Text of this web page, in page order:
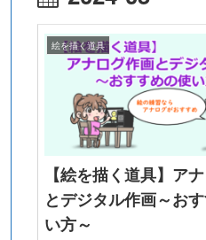
絵を描く道具
【絵を描く道具】ア
とデジタル作画～お
い方～